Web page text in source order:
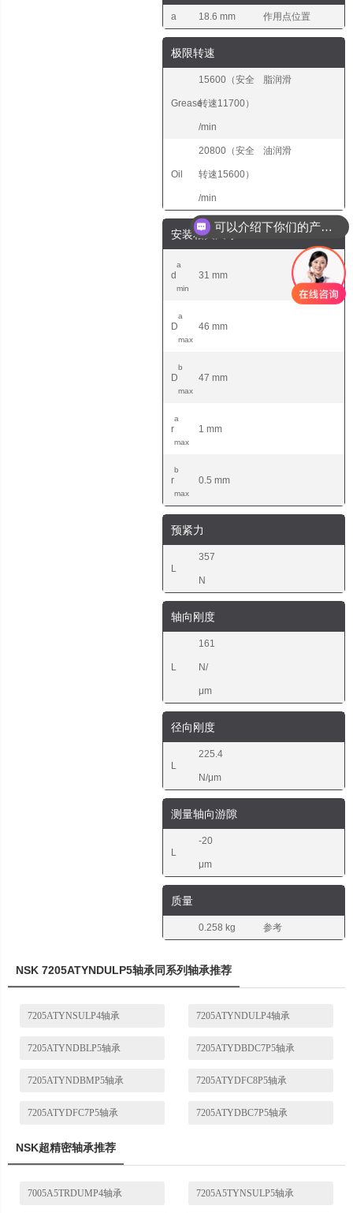
a 18.6 mm 作用点位置
极限转速
Grease
15600（安全
转速11700）
/min
脂润滑
Oil
20800（安全
转速15600）
/min
油润滑
安装相关尺寸
d
a
min
31 mm
D
a
max
46 mm
D
b
max
47 mm
r
a
max
1 mm
r
b
max
0.5 mm
预紧力
L
357
N
轴向刚度
L
161
N/
μm
径向刚度
L
225.4
N/μm
测量轴向游隙
L
-20
μm
质量
0.258 kg 参考
NSK 7205ATYNDULP5轴承同系列轴承推荐
7205ATYNSULP4轴承 7205ATYNDULP4轴承
7205ATYNDBLP5轴承 7205ATYDBDC7P5轴承
7205ATYNDBMP5轴承 7205ATYDFC8P5轴承
7205ATYDFC7P5轴承 7205ATYDBC7P5轴承
NSK超精密轴承推荐
7005A5TRDUMP4轴承 7205A5TYNSULP5轴承
可以介绍下你们的产品么